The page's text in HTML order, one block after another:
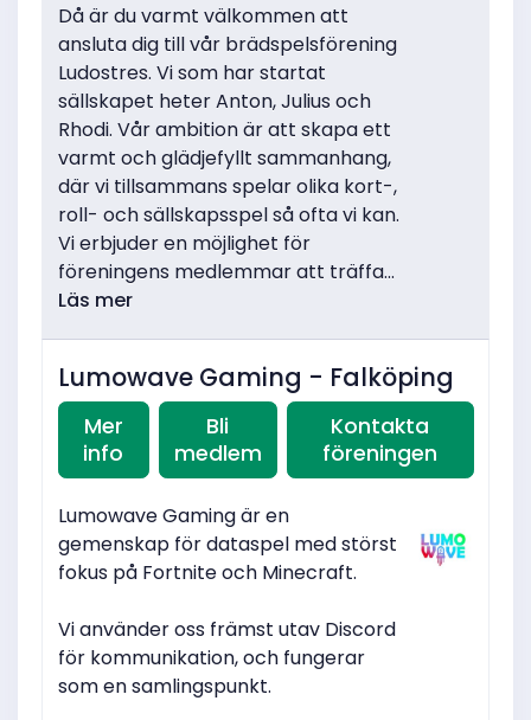
Då är du varmt välkommen att
ansluta dig till vår brädspelsförening
Ludostres. Vi som har startat
sällskapet heter Anton, Julius och
Rhodi. Vår ambition är att skapa ett
varmt och glädjefyllt sammanhang,
där vi tillsammans spelar olika kort-,
roll- och sällskapsspel så ofta vi kan.
Vi erbjuder en möjlighet för
föreningens medlemmar att träffa...
Läs mer
Lumowave Gaming - Falköping
Mer
info
Bli
medlem
Kontakta
föreningen
Lumowave Gaming är en
gemenskap för dataspel med störst
fokus på Fortnite och Minecraft.
Vi använder oss främst utav Discord
för kommunikation, och fungerar
som en samlingspunkt.